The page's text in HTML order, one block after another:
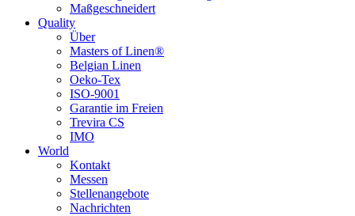
Maßgeschneidert
Quality
Über
Masters of Linen®
Belgian Linen
Oeko-Tex
ISO-9001
Garantie im Freien
Trevira CS
IMO
World
Kontakt
Messen
Stellenangebote
Nachrichten